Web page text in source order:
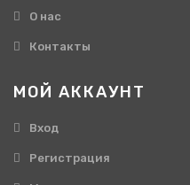
О нас
Контакты
МОЙ АККАУНТ
Вход
Регистрация